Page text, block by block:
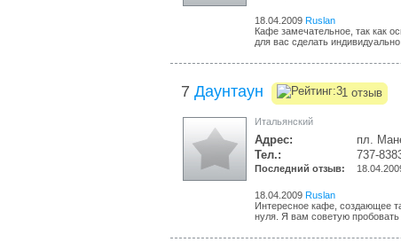
18.04.2009 Ruslan
Кафе замечательное, так как
для вас сделать индивидуально
7 Даунтаун 1 отзыв
Итальянский
Адрес:
пл.
Тел.:
737-
Последний отзыв:
18.04.2009 Ruslan
Интересное кафе, создающее
нуля. Я вам советую пробовать